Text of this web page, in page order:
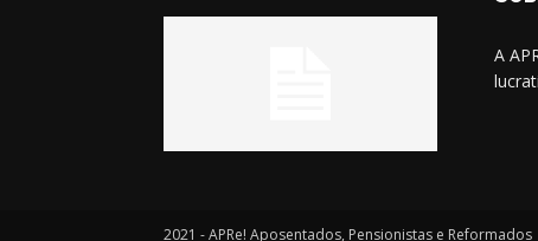
A
2021 - APRe! Aposentados, Pensionistas e Reformados